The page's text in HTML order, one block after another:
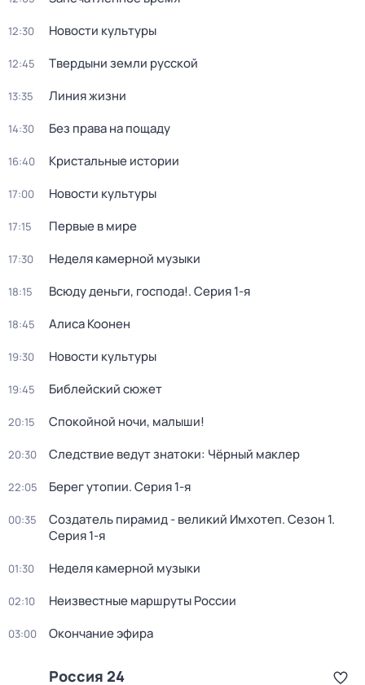
12:30 Новости культуры
12:45 Твердыни земли русской
13:35 Линия жизни
14:30 Без права на пощаду
16:40 Кристальные истории
17:00 Новости культуры
17:15 Первые в мире
17:30 Неделя камерной музыки
18:15 Всюду деньги, господа!. Серия 1-я
18:45 Алиса Коонен
19:30 Новости культуры
19:45 Библейский сюжет
20:15 Спокойной ночи, малыши!
20:30 Следствие ведут знатоки: Чёрный маклер
22:05 Берег утопии. Серия 1-я
00:35 Создатель пирамид - великий Имхотеп. Сезон 1.
Серия 1-я
01:30 Неделя камерной музыки
02:10 Неизвестные маршруты России
03:00 Окончание эфира
Россия 24